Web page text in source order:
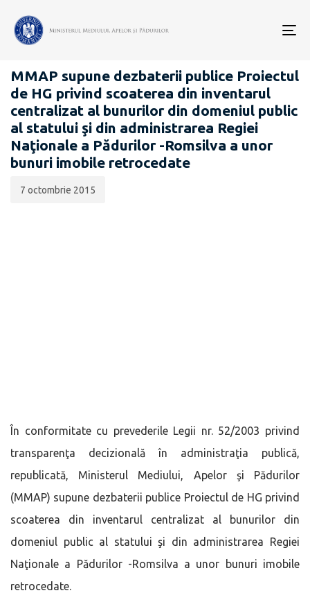
PROIECTE ACTE NORMATIVE
MMAP supune dezbaterii publice Proiectul
de HG privind scoaterea din inventarul
centralizat al bunurilor din domeniul public
al statului şi din administrarea Regiei
Naţionale a Pădurilor -Romsilva a unor
bunuri imobile retrocedate
publicării:
7 octombrie 2015
În conformitate cu prevederile Legii nr. 52/2003 privind
transparenţa decizională în administraţia publică,
republicată, Ministerul Mediului, Apelor şi Pădurilor
(MMAP) supune dezbaterii publice Proiectul de HG privind
scoaterea din inventarul centralizat al bunurilor din
domeniul public al statului şi din administrarea Regiei
Naţionale a Pădurilor -Romsilva a unor bunuri imobile
retrocedate.